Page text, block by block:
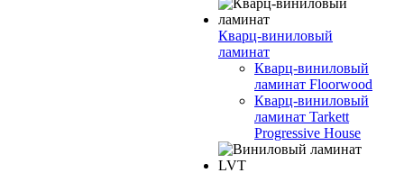
Кварц-виниловый
ламинат
Кварц-виниловый
ламинат Floorwood
Кварц-виниловый
ламинат Tarkett
Progressive House